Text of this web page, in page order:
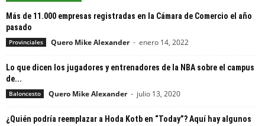
Más de 11.000 empresas registradas en la Cámara de Comercio el año
pasado
Provinciales Quero Mike Alexander - enero 14, 2022
Lo que dicen los jugadores y entrenadores de la NBA sobre el campus
de...
Baloncesto Quero Mike Alexander - julio 13, 2020
¿Quién podría reemplazar a Hoda Kotb en “Today”? Aquí hay algunos